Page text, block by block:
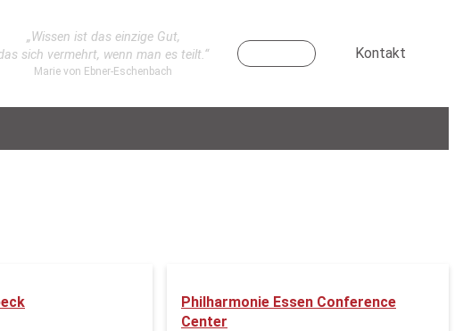
„Wissen ist das einzige Gut,
sich vermehrt, wenn man es teilt.“
Marie von Ebner-Eschenbach
Kontakt
Philharmonie Essen Conference
Center